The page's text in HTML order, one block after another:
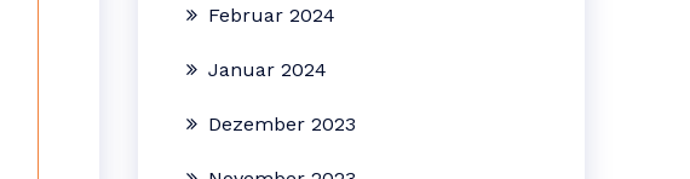
Februar 2024
Januar 2024
Dezember 2023